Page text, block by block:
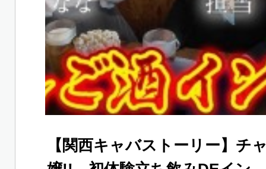
【関西キャバストーリー】チ